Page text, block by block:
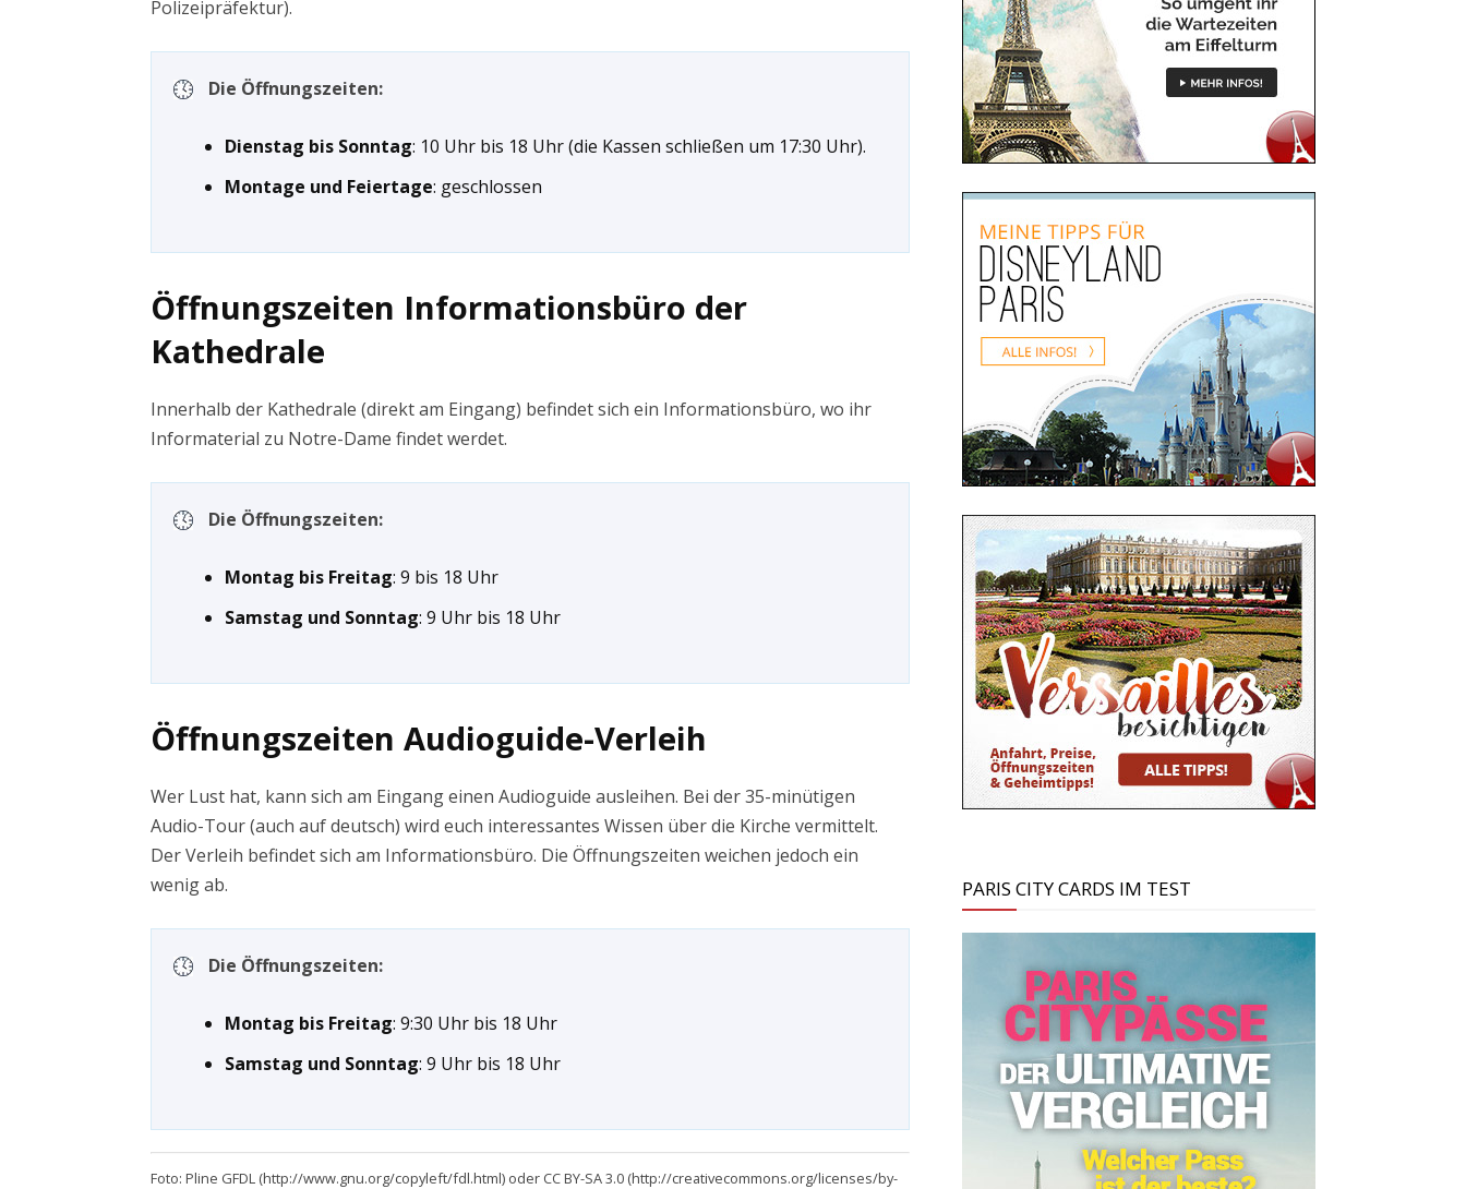
Polizeipräfektur).
Die Öffnungszeiten:
Dienstag bis Sonntag: 10 Uhr bis 18 Uhr (die Kassen schließen um 17:30 Uhr).
Montage und Feiertage: geschlossen
Öffnungszeiten Informationsbüro der
Kathedrale
Innerhalb der Kathedrale (direkt am Eingang) befindet sich ein Informationsbüro, wo ihr
Informaterial zu Notre-Dame findet werdet.
Die Öffnungszeiten:
Montag bis Freitag: 9 bis 18 Uhr
Samstag und Sonntag: 9 Uhr bis 18 Uhr
Öffnungszeiten Audioguide-Verleih
Wer Lust hat, kann sich am Eingang einen Audioguide ausleihen. Bei der 35-minütigen
Audio-Tour (auch auf deutsch) wird euch interessantes Wissen über die Kirche vermittelt.
Der Verleih befindet sich am Informationsbüro. Die Öffnungszeiten weichen jedoch ein
wenig ab.
Die Öffnungszeiten:
Montag bis Freitag: 9:30 Uhr bis 18 Uhr
Samstag und Sonntag: 9 Uhr bis 18 Uhr
Foto: Pline GFDL (http://www.gnu.org/copyleft/fdl.html) oder CC BY-SA 3.0 (http://creativecommons.org/licenses/by-
PARIS CITY CARDS IM TEST